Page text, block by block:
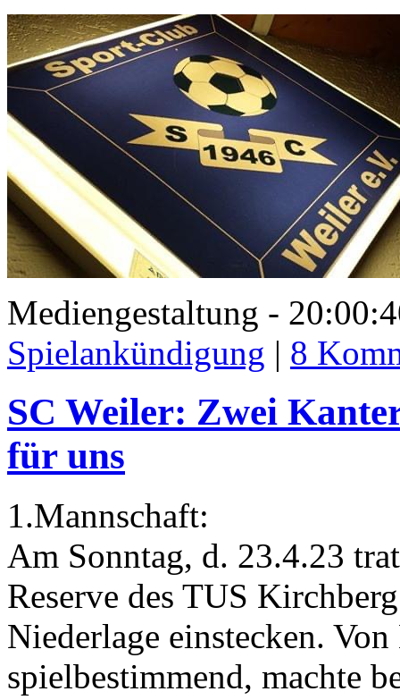
Mediengestaltung -
Spielankündigung | 8
SC Weiler: Zwei
für uns
1.Mannschaft:
Am Sonntag, d. 23.4.23
Reserve des TUS
Niederlage einstecken.
spielbestimmend, machte